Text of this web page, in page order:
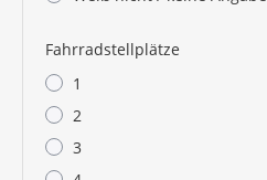
Fahrradstellplätze
1
2
3